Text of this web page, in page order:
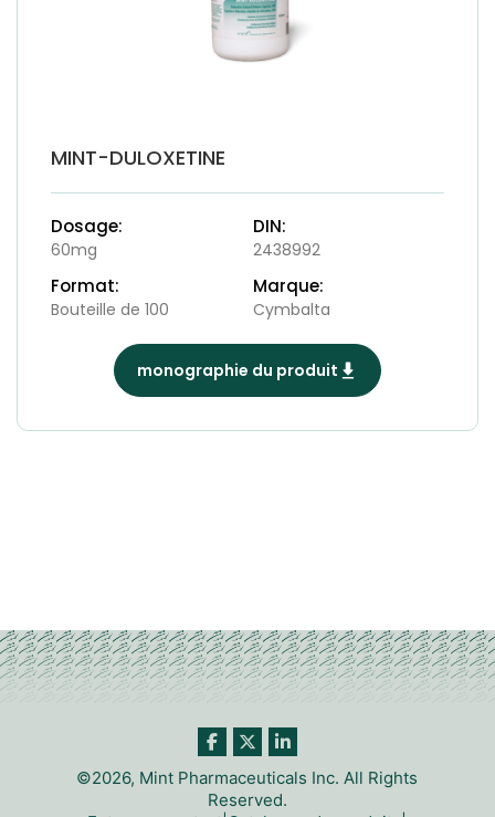
MINT-DULOXETINE
Dosage:
60mg
DIN:
2438992
Format:
Bouteille de 100
Marque:
Cymbalta
monographie du produit
©2026, Mint Pharmaceuticals Inc. All Rights
Reserved.